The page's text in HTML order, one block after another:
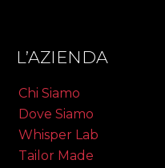
L’AZIENDA
Chi Siamo
Dove Siamo
Whisper Lab
Tailor Made